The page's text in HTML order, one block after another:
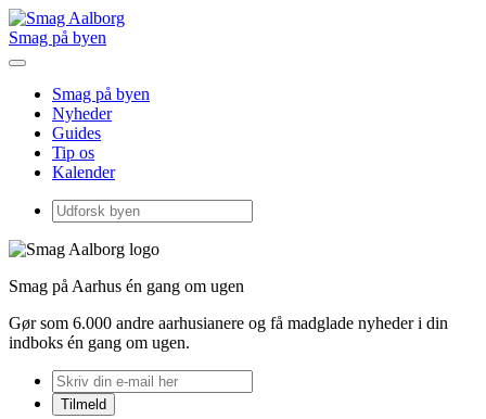
Smag på byen
Smag på byen
Nyheder
Guides
Tip os
Kalender
Smag på Aarhus én gang om ugen
Gør som 6.000 andre aarhusianere og få madglade nyheder i din
indboks én gang om ugen.